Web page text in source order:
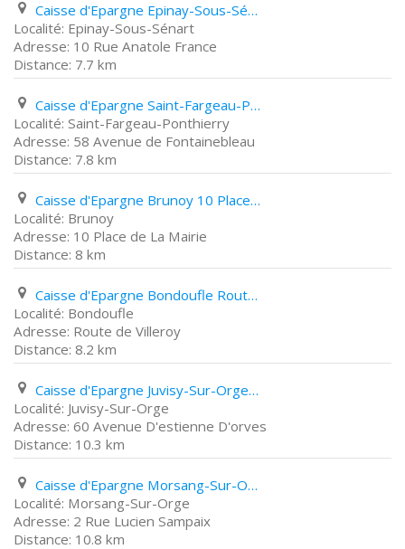
Caisse d'Epargne Epinay-Sous-Sénart 10 Rue Anatole France
Epinay-Sous-Sénart
10 Rue Anatole France
7.7 km
Caisse d'Epargne Saint-Fargeau-Ponthierry 58 Avenue de Fontainebleau
Saint-Fargeau-Ponthierry
58 Avenue de Fontainebleau
7.8 km
Caisse d'Epargne Brunoy 10 Place de La Mairie
Brunoy
10 Place de La Mairie
8 km
Caisse d'Epargne Bondoufle Route de Villeroy
Bondoufle
Route de Villeroy
8.2 km
Caisse d'Epargne Juvisy-Sur-Orge 60 Avenue D'estienne D'orves
Juvisy-Sur-Orge
60 Avenue D'estienne D'orves
10.3 km
Caisse d'Epargne Morsang-Sur-Orge 2 Rue Lucien Sampaix
Morsang-Sur-Orge
2 Rue Lucien Sampaix
10.8 km